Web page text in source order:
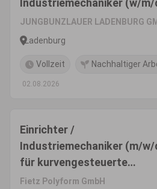
Industriemechaniker (w/
JUNGBUNZLAUER LADENBURG
Ladenburg
Vollzeit Nachhaltiger
02.08.2026
Einrichter /
Industriemechaniker (m/w/
für kurvengesteuerte
Drehautomaten
Fietz Polyform GmbH